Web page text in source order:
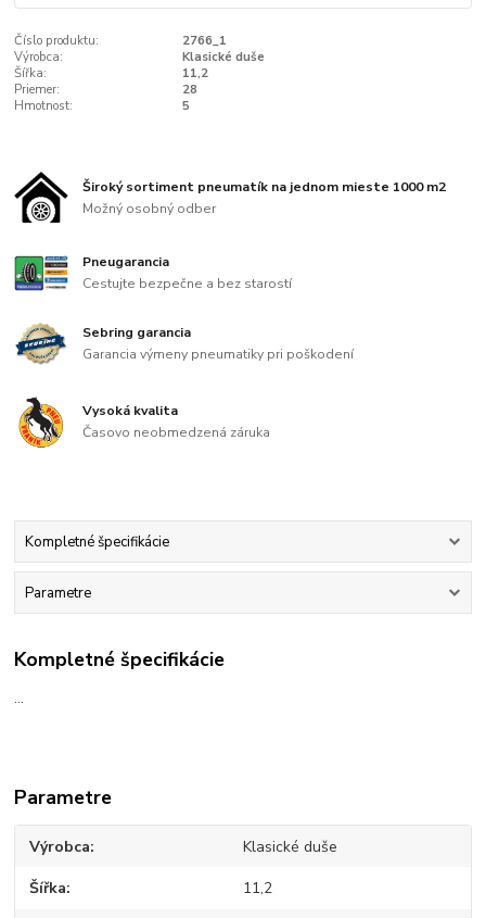
Číslo produktu:
2766_1
Výrobca:
Klasické duše
Šířka:
11,2
Priemer:
28
Hmotnost:
5
Široký sortiment pneumatík na jednom mieste 1000 m2
Možný osobný odber
Pneugarancia
Cestujte bezpečne a bez starostí
Sebring garancia
Garancia výmeny pneumatiky pri poškodení
Vysoká kvalita
Časovo neobmedzená záruka
Kompletné špecifikácie
Parametre
Kompletné špecifikácie
...
Parametre
Výrobca Klasické duše
Šířka 11,2